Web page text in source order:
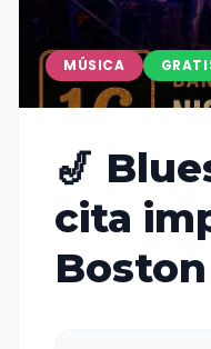
MÚSICA
🎷
cita
Boston